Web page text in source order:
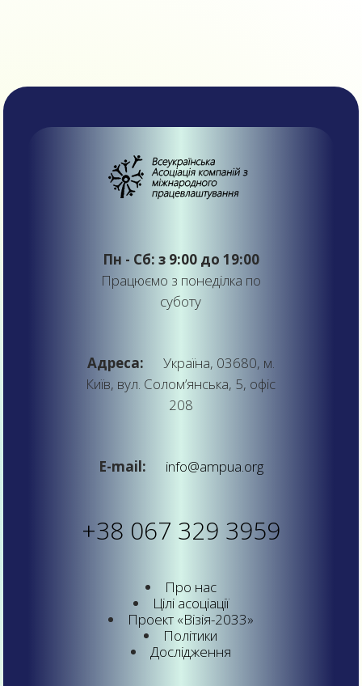
Пн - Сб: з 9:00 до 19:00
Працюємо з понеділка по
суботу
Адреса:
Україна, 03680, м.
Київ, вул. Солом’янська, 5, офіс
208
E-mail: info@ampua.org
+38 067 329 3959
Про нас
Цілі асоціації
Проект «Візія-2033»
Політики
Дослідження